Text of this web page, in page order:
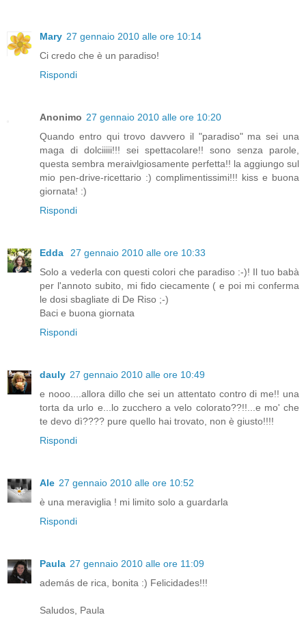
Mary 27 gennaio 2010 alle ore 10:14
Ci credo che è un paradiso!
Rispondi
Anonimo 27 gennaio 2010 alle ore 10:20
Quando entro qui trovo davvero il "paradiso" ma sei una
maga di dolciiiii!!! sei spettacolare!! sono senza parole,
questa sembra meraivlgiosamente perfetta!! la aggiungo sul
mio pen-drive-ricettario :) complimentissimi!!! kiss e buona
giornata! :)
Rispondi
Edda
27 gennaio 2010 alle ore 10:33
Solo a vederla con questi colori che paradiso :-)! Il tuo babà
per l'annoto subito, mi fido ciecamente ( e poi mi conferma
le dosi sbagliate di De Riso ;-)
Baci e buona giornata
Rispondi
dauly 27 gennaio 2010 alle ore 10:49
e nooo....allora dillo che sei un attentato contro di me!! una
torta da urlo e...lo zucchero a velo colorato??!!...e mo' che
te devo dì???? pure quello hai trovato, non è giusto!!!!
Rispondi
Ale 27 gennaio 2010 alle ore 10:52
è una meraviglia ! mi limito solo a guardarla
Rispondi
Paula 27 gennaio 2010 alle ore 11:09
además de rica, bonita :) Felicidades!!!
Saludos, Paula